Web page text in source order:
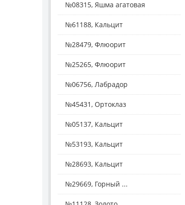
№08315, Яшма агатовая
№61188, Кальцит
№28479, Флюорит
№25265, Флюорит
№06756, Лабрадор
№45431, Ортоклаз
№05137, Кальцит
№53193, Кальцит
№28693, Кальцит
№29669, Горный ...